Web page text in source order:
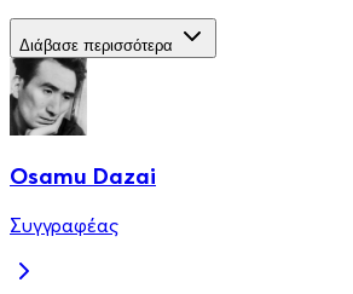
Διάβασε περισσότερα
Osamu Dazai
Συγγραφέας